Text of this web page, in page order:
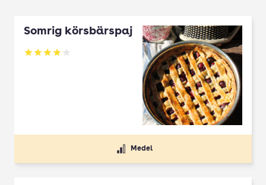
Somrig körsbärspaj
Betyg: 4 av 5
Medel